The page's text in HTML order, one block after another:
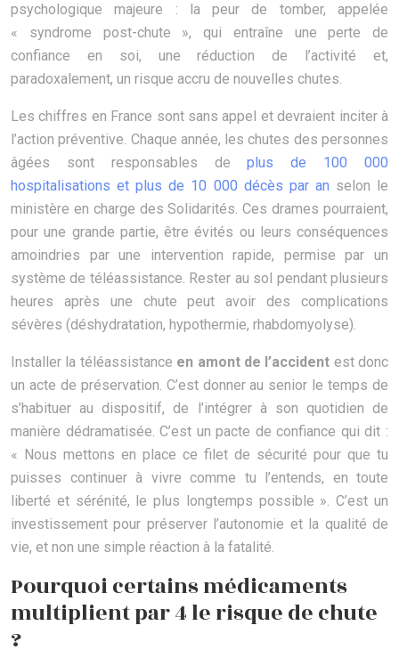
psychologique majeure : la peur de tomber, appelée
« syndrome post-chute », qui entraîne une perte de
confiance en soi, une réduction de l’activité et,
paradoxalement, un risque accru de nouvelles chutes.
Les chiffres en France sont sans appel et devraient inciter à
l’action préventive. Chaque année, les chutes des personnes
âgées sont responsables deplus de 100 000
hospitalisations et plus de 10 000 décès par an selon le
ministère en charge des Solidarités. Ces drames pourraient,
pour une grande partie, être évités ou leurs conséquences
amoindries par une intervention rapide, permise par un
système de téléassistance. Rester au sol pendant plusieurs
heures après une chute peut avoir des complications
sévères (déshydratation, hypothermie, rhabdomyolyse).
Installer la téléassistance en amont de l’accident est donc
un acte de préservation. C’est donner au senior le temps de
s’habituer au dispositif, de l’intégrer à son quotidien de
manière dédramatisée. C’est un pacte de confiance qui dit :
« Nous mettons en place ce filet de sécurité pour que tu
puisses continuer à vivre comme tu l’entends, en toute
liberté et sérénité, le plus longtemps possible ». C’est un
investissement pour préserver l’autonomie et la qualité de
vie, et non une simple réaction à la fatalité.
Pourquoi certains médicaments
multiplient par 4 le risque de chute
?